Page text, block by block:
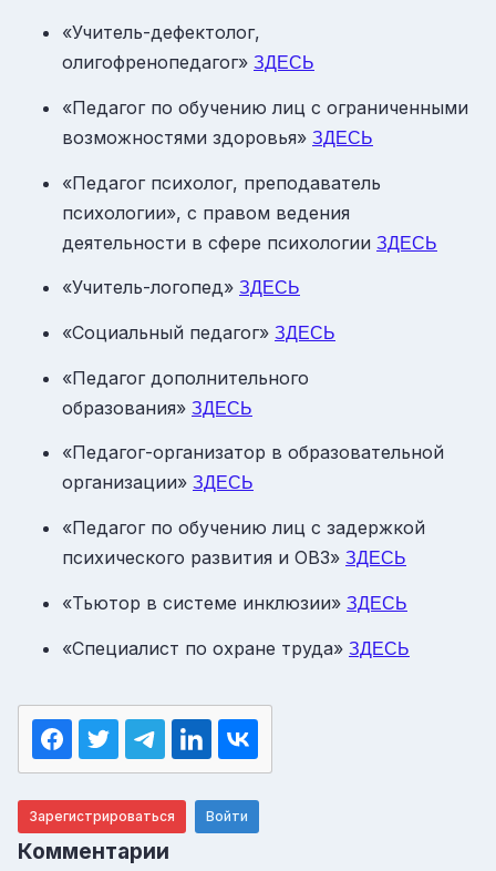
«Учитель-дефектолог,
олигофренопедагог» ЗДЕСЬ
«Педагог по обучению лиц с ограниченными
возможностями здоровья» ЗДЕСЬ
«Педагог психолог, преподаватель
психологии», с правом ведения
деятельности в сфере психологии ЗДЕСЬ
«Учитель-логопед» ЗДЕСЬ
«Социальный педагог» ЗДЕСЬ
«Педагог дополнительного
образования» ЗДЕСЬ
«Педагог-организатор в образовательной
организации» ЗДЕСЬ
«Педагог по обучению лиц с задержкой
психического развития и ОВЗ» ЗДЕСЬ
«Тьютор в системе инклюзии» ЗДЕСЬ
«Специалист по охране труда» ЗДЕСЬ
Зарегистрироваться Войти
Комментарии